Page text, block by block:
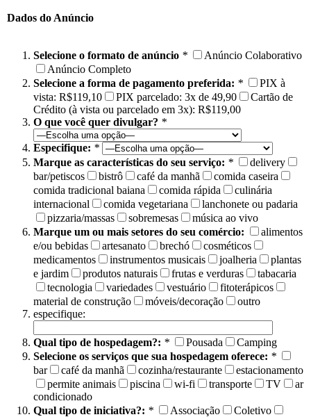
Dados do Anúncio
Selecione o formato de anúncio *
Anúncio Colaborativo
Anúncio Completo
Selecione a forma de pagamento preferida: *
PIX à
vista: R$119,10
PIX parcelado: 3x de 49,90
Cartão de
Crédito (à vista ou parcelado em 3x): R$119,00
O que você quer divulgar? *
Especifique: *
Marque as características do seu serviço: *
delivery
bar/petiscos
bistrô café da manhã
comida caseira
comida tradicional baiana
comida rápida
culinária
internacional
comida vegetariana
lanchonete ou padaria
pizzaria/massas
sobremesas
música ao vivo
Marque um ou mais setores do seu comércio:
alimentos
e/ou bebidas
artesanato brechó
cosméticos
medicamentos
instrumentos musicais joalheria
plantas
e jardim
produtos naturais frutas e verduras
tabacaria
tecnologia
variedades vestuário
fitoterápicos
material de construção
móveis/decoração
outro
especifique:
Qual tipo de hospedagem?: * Pousada
Camping
Selecione os serviços que sua hospedagem oferece: *
bar
café da manhã cozinha/restaurante
estacionamento
permite animais
piscina wi-fi transporte TV
ar
condicionado
Qual tipo de iniciativa?: * Associação
Coletivo